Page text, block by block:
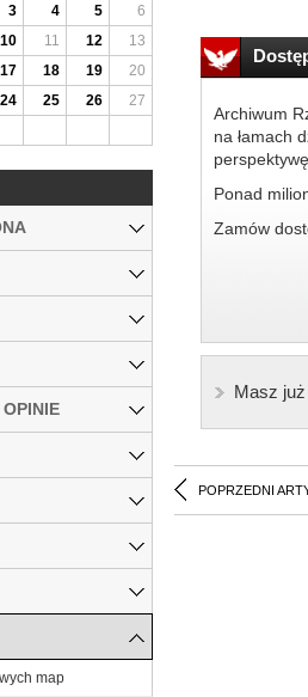
Archiwum
na łamach
Ponad
Zamów
Masz
POPRZEDNI
3 4 5
6
10 11 12
13
17 18 19
20
24 25 26
27
map